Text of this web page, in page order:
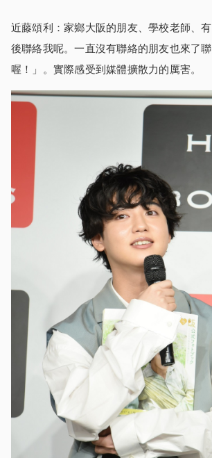
近藤頌利：家鄉大阪的朋友、學校老師、
後聯絡我呢。一直沒有聯絡的朋友也來了
喔！」。實際感受到媒體擴散力的厲害。